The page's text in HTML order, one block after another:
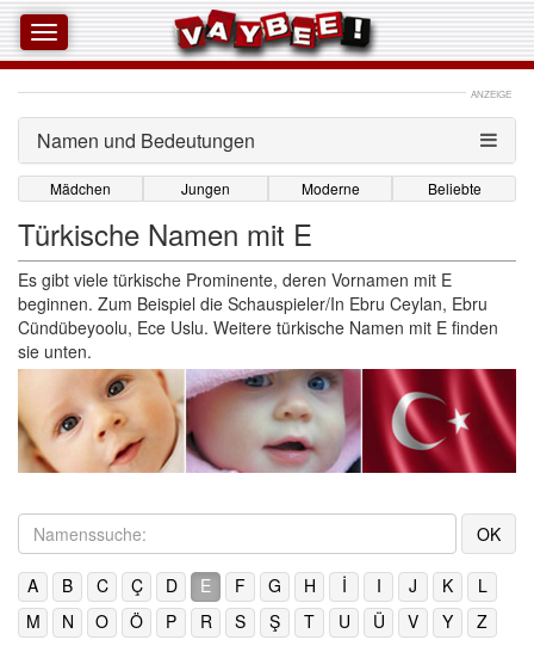
ANZEIGE
Namen und Bedeutungen
Mädchen Jungen Moderne Beliebte
Türkische Namen mit E
Es gibt viele türkische Prominente, deren Vornamen mit E
beginnen. Zum Beispiel die Schauspieler/In Ebru Ceylan, Ebru
Cündübeyoolu, Ece Uslu. Weitere türkische Namen mit E finden
sie unten.
A B C Ç D E F G H İ I J K
L
M
N O Ö P R S Ş T U Ü V Y Z